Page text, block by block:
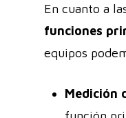
En cuanto a
funciones
equipos
Medición